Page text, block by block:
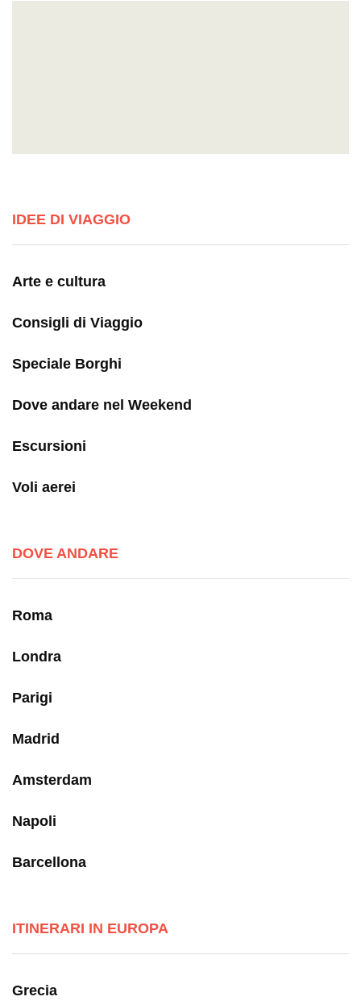
IDEE DI VIAGGIO
Arte e cultura
Consigli di Viaggio
Speciale Borghi
Dove andare nel Weekend
Escursioni
Voli aerei
DOVE ANDARE
Roma
Londra
Parigi
Madrid
Amsterdam
Napoli
Barcellona
ITINERARI IN EUROPA
Grecia